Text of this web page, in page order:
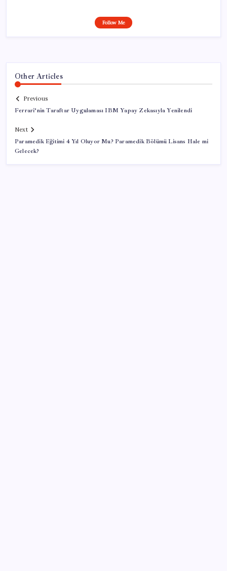
Follow Me
Other Articles
Previous
Ferrari’nin Taraftar Uygulaması IBM Yapay Zekasıyla Yenilendi
Next
Paramedik Eğitimi 4 Yıl Oluyor Mu? Paramedik Bölümü Lisans Hale mi
Gelecek?